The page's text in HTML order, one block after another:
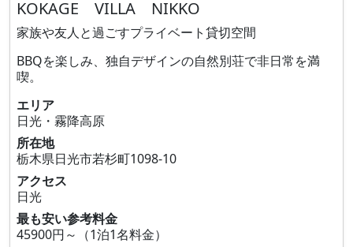
KOKAGE VILLA NIKKO
家族や友人と過ごすプライベート貸切空間
BBQを楽しみ、独自デザインの自然別荘で非日常を満
喫。
エリア
日光・霧降高原
所在地
栃木県日光市若杉町1098‐10
アクセス
日光
最も安い参考料金
45900円～（1泊1名料金）